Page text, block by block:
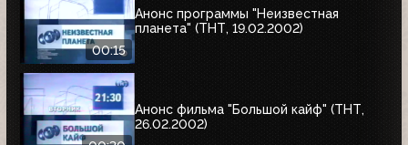
00:15
Анонс программы "Неизвестная
планета" (ТНТ, 19.02.2002)
Анонс фильма "Большой кайф" (ТНТ,
26.02.2002)